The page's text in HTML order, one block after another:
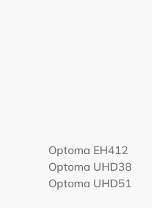
Optoma EH412
Optoma UHD38
Optoma UHD51